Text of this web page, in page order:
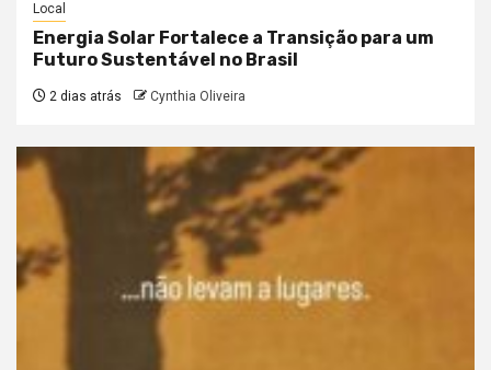
Local
Energia Solar Fortalece a Transição para um
Futuro Sustentável no Brasil
2 dias atrás Cynthia Oliveira